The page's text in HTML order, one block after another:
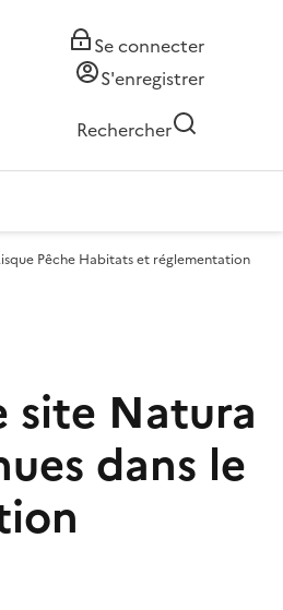
Se connecter
S'enregistrer
Rechercher
Pêche Habitats et réglementation
site Natura
dans le